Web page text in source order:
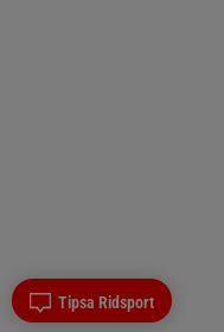
Tipsa Ridsport